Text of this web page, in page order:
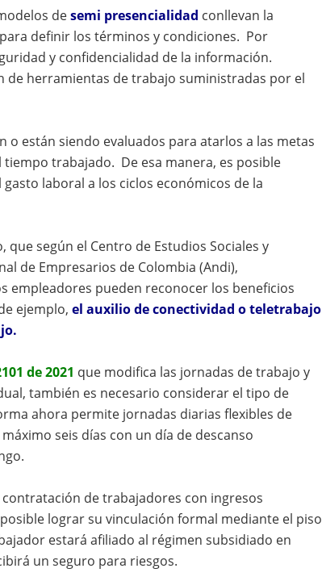
desemi presencialidad conllevan la
definir los términos y condiciones. Por
y confidencialidad de la información.
de herramientas de trabajo suministradas por el
están siendo evaluados para atarlos a las metas
trabajado. De esa manera, es posible
laboral a los ciclos económicos de la
según el Centro de Estudios Sociales y
de Empresarios de Colombia (Andi),
empleadores pueden reconocer los beneficios
ejemplo, el auxilio de conectividad o teletrabajo
de 2021 que modifica las jornadas de trabajo y
también es necesario considerar el tipo de
ahora permite jornadas diarias flexibles de
seis días con un día de descanso
de trabajadores con ingresos
lograr su vinculación formal mediante el piso
estará afiliado al régimen subsidiado en
un seguro para riesgos.